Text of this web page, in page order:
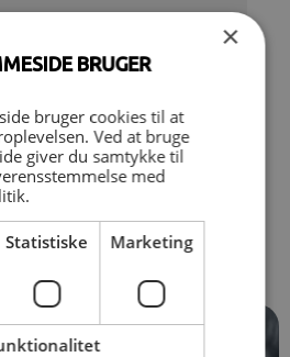
×
BRUGER
bruger cookies til at
Ved at bruge
giver du samtykke til
med
Statistiske Marketing